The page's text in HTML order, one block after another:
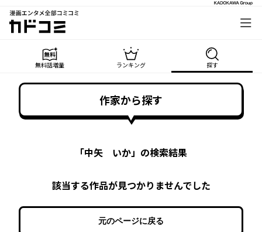
漫画エンタメ全部コミコミ
カドコミ
無料話増量 ランキング 探す
作家から探す
「中矢 いか」の検索結果
該当する作品が見つかりませんでした
元のページに戻る